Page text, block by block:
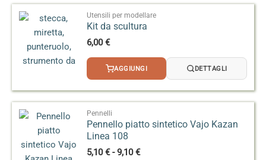
Utensili per modellare
Kit da scultura
6,00€
AGGIUNGI DETTAGLI
Pennelli
Pennello piatto sintetico Vajo Kazan
Linea 108
5,10€ - 9,10€Fascia